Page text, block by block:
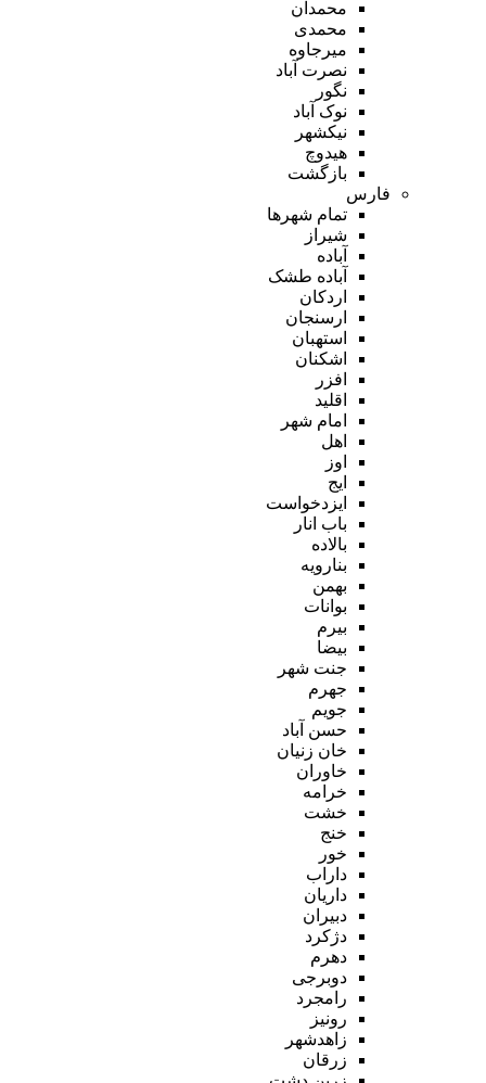
محمدان
محمدی
میرجاوه
نصرت آباد
نگور
نوک آباد
نیکشهر
هیدوچ
بازگشت
فارس
تمام شهر‌ها
شیراز
آباده
آباده طشک
اردکان
ارسنجان
استهبان
اشکنان
افزر
اقلید
امام شهر
اهل
اوز
ایج
ایزدخواست
باب انار
بالاده
بنارویه
بهمن
بوانات
بیرم
بیضا
جنت شهر
جهرم
جویم
حسن آباد
خان زنیان
خاوران
خرامه
خشت
خنج
خور
داراب
داریان
دبیران
دژکرد
دهرم
دوبرجی
رامجرد
رونیز
زاهدشهر
زرقان